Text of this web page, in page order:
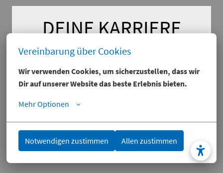
Vereinbarung über Cookies
Wir verwenden Cookies, um sicherzustellen, dass wir
Dir auf unserer Website das beste Erlebnis bieten.
Mehr Optionen
Notwendigen zustimmen Allen zustimmen
DEINE KARRIERE
BEI PMPG
Wir machen's einfach.
Jetzt passende Stelle finden und durchstarten